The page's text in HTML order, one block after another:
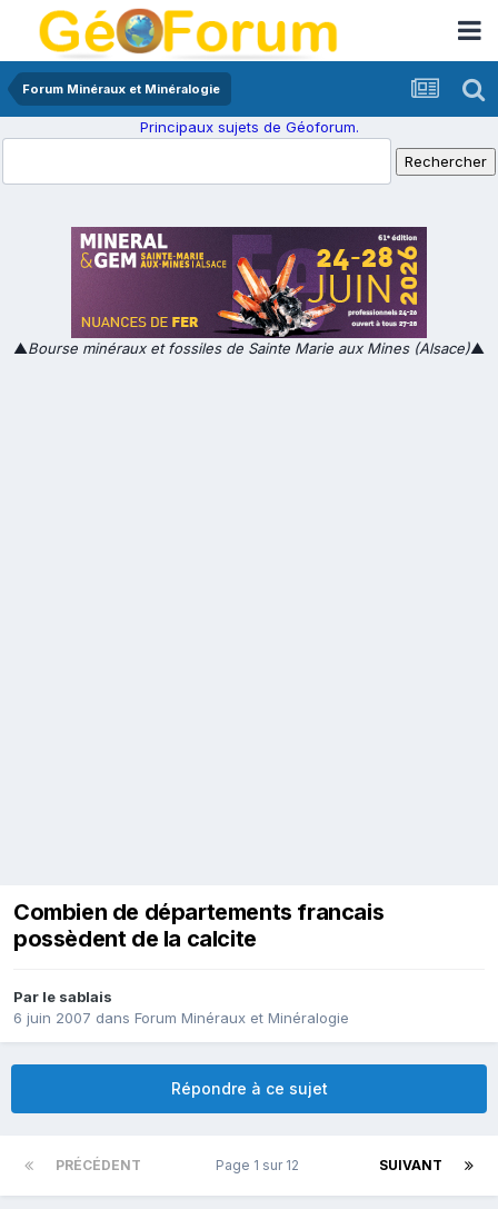
Forum Minéraux et Minéralogie
Principaux sujets de Géoforum.
▲Bourse minéraux et fossiles de Sainte Marie aux Mines (Alsace)▲
Combien de départements francais
possèdent de la calcite
Par le sablais
6 juin 2007 dans Forum Minéraux et Minéralogie
Répondre à ce sujet
PRÉCÉDENT SUIVANT
Page 1 sur 12